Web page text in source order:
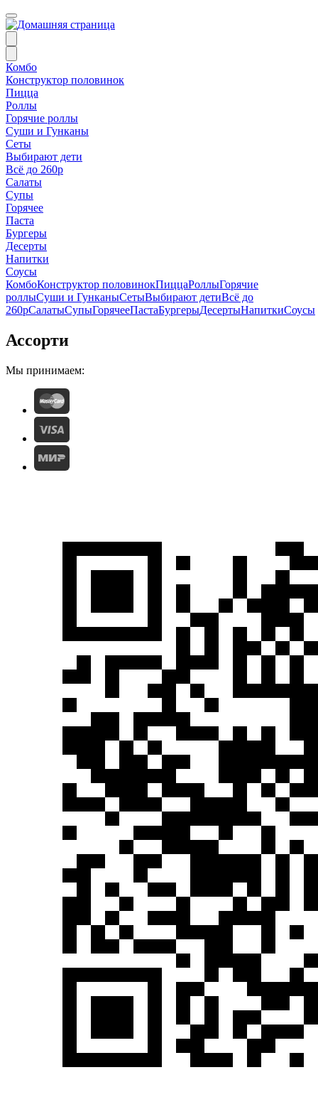
Комбо
Конструктор половинок
Пицца
Роллы
Горячие роллы
Суши и Гунканы
Сеты
Выбирают дети
Всё до 260р
Салаты
Супы
Горячее
Паста
Бургеры
Десерты
Напитки
Соусы
КомбоКонструктор половинокПиццаРоллыГорячие
роллыСуши и ГунканыСетыВыбирают детиВсё до
260рСалатыСупыГорячееПастаБургерыДесертыНапиткиСоусы
Ассорти
Мы принимаем: